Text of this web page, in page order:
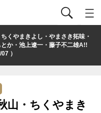
やまきよし・やまさき拓味・
か・池上遼一・藤子不二雄A!!
）
山・ちくやまき